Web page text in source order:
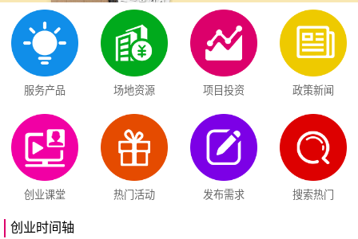
服务产品 场地资源 项目投资 政策新闻
创业课堂 热门活动 发布需求 搜索热门
创业时间轴